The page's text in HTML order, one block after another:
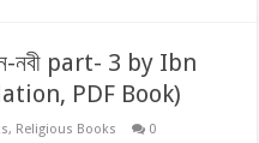
নবী part- 3 by Ibn
PDF Book)
, Religious Books 0